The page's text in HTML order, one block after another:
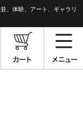
、体験、アート、ギャラリ